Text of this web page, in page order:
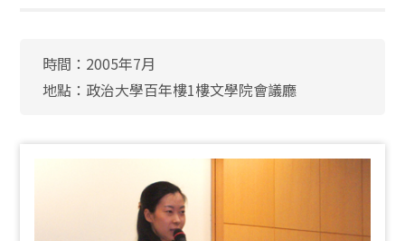
時間：2005年7月
地點：政治大學百年樓1樓文學院會議廳